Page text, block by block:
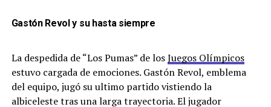
En particular en este juego, comparado con los
otros que estuviste, como lo viste?
Gastón Revol y su hasta siempre
La despedida de “Los Pumas” de losJuegos Olímpicos
estuvo cargada de emociones. Gastón Revol, emblema
del equipo, jugó su ultimo partido vistiendo la
albiceleste tras una larga trayectoria. El jugador